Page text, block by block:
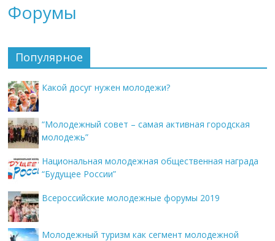
Форумы
Популярное
Какой досуг нужен молодежи?
“Молодежный совет – самая активная городская
молодежь”
Национальная молодежная общественная награда
“Будущее России”
Всероссийские молодежные форумы 2019
Молодежный туризм как сегмент молодежной